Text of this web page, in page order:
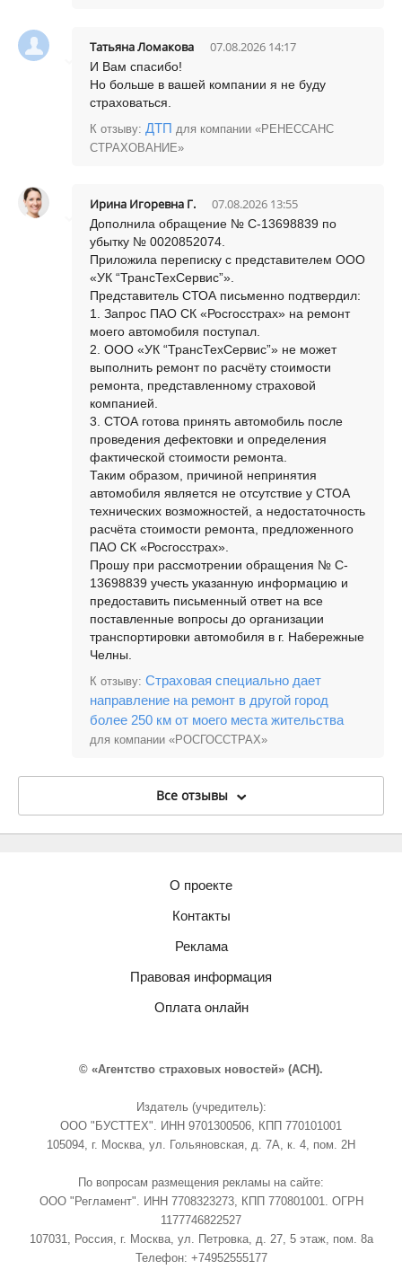
Татьяна Ломакова 07.08.2026 14:17
И Вам спасибо!
Но больше в вашей компании я не буду
страховаться.
К отзыву: ДТП для компании «РЕНЕССАНС
СТРАХОВАНИЕ»
Ирина Игоревна Г. 07.08.2026 13:55
Дополнила обращение № C-13698839 по
убытку № 0020852074.
Приложила переписку с представителем ООО
«УК “ТрансТехСервис”».
Представитель СТОА письменно подтвердил:
1. Запрос ПАО СК «Росгосстрах» на ремонт
моего автомобиля поступал.
2. ООО «УК “ТрансТехСервис”» не может
выполнить ремонт по расчёту стоимости
ремонта, представленному страховой
компанией.
3. СТОА готова принять автомобиль после
проведения дефектовки и определения
фактической стоимости ремонта.
Таким образом, причиной непринятия
автомобиля является не отсутствие у СТОА
технических возможностей, а недостаточность
расчёта стоимости ремонта, предложенного
ПАО СК «Росгосстрах».
Прошу при рассмотрении обращения № C-
13698839 учесть указанную информацию и
предоставить письменный ответ на все
поставленные вопросы до организации
транспортировки автомобиля в г. Набережные
Челны.
К отзыву: Страховая специально дает
направление на ремонт в другой город
более 250 км от моего места жительства
для компании «РОСГОССТРАХ»
Все отзывы
О проекте
Контакты
Реклама
Правовая информация
Оплата онлайн
© «Агентство страховых новостей» (АСН).
Издатель (учредитель):
ООО "БУСТТЕХ". ИНН 9701300506, КПП 770101001
105094, г. Москва, ул. Гольяновская, д. 7А, к. 4, пом. 2Н
По вопросам размещения рекламы на сайте:
ООО "Регламент". ИНН 7708323273, КПП 770801001. ОГРН
1177746822527
107031, Россия, г. Москва, ул. Петровка, д. 27, 5 этаж, пом. 8а
Телефон: +74952555177